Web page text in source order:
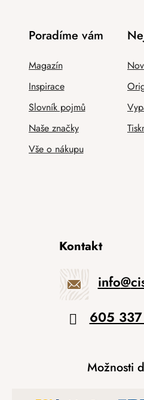
Poradíme vám
Magazín
Inspirace
Slovník pojmů
Naše značky
Vše o nákupu
Kontakt
info@
605
Možnosti